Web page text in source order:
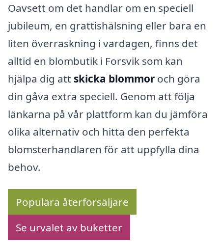
Oavsett om det handlar om en speciell
jubileum, en grattishälsning eller bara en
liten överraskning i vardagen, finns det
alltid en blombutik i Forsvik som kan
hjälpa dig att skicka blommor och göra
din gåva extra speciell. Genom att följa
länkarna på vår plattform kan du jämföra
olika alternativ och hitta den perfekta
blomsterhandlaren för att uppfylla dina
behov.
Populära återförsäljare
Se urvalet av buketter